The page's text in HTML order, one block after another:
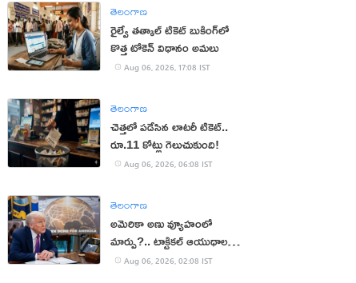
తెలంగాణ
రైల్వే తత్కాల్ టికెట్ బుకింగ్‌లో
కొత్త టోకెన్ విధానం అమలు
Aug 06, 2026, 17:08 IST
తెలంగాణ
చెత్తలో పడేసిన లాటరీ టికెట్..
రూ.11 కోట్లు గెలుచుకుంది!
Aug 06, 2026, 06:08 IST
తెలంగాణ
అమెరికా అణు వ్యూహంలో
మార్పు?.. టాక్టికల్ ఆయుధాలకు
ప్రాధాన్యం!
Aug 06, 2026, 02:08 IST